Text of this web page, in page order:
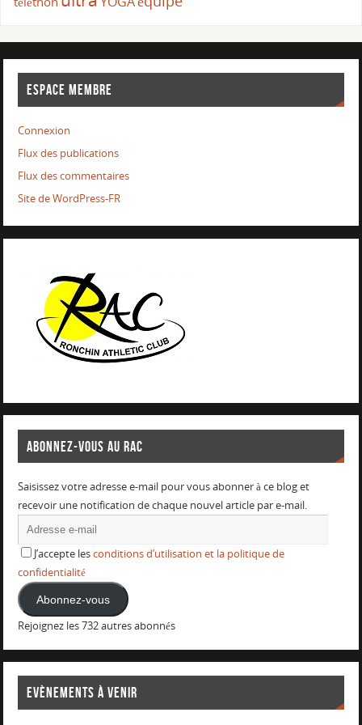
ESPACE MEMBRE
Connexion
Flux des publications
Flux des commentaires
Site de WordPress-FR
ABONNEZ-VOUS AU RAC
Saisissez votre adresse e-mail pour vous abonner à ce blog et
recevoir une notification de chaque nouvel article par e-mail.
J’accepte lesconditions d’utilisation et la politique de
confidentialité
Abonnez-vous
Rejoignez les 732 autres abonnés
EVÈNEMENTS À VENIR